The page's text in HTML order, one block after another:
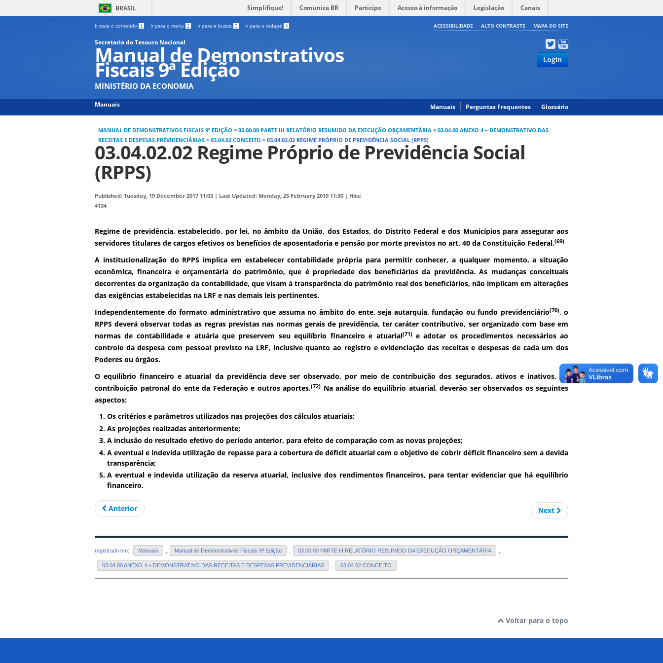
BRASIL Simplifique! Comunica BR Participe Acesso à informação Legislação Canais
Ir para o conteúdo 1 Ir para o menu 2 Ir para a busca 3 Ir para o rodapé 4 ACESSIBILIDADE ALTO CONTRASTE MAPA DO SITE
Secretaria do Tesouro Nacional
Manual de Demonstrativos
Fiscais 9ª Edição
MINISTÉRIO DA ECONOMIA
Login
Manuais Perguntas Frequentes Glossário
Manuais
MANUAL DE DEMONSTRATIVOS FISCAIS 9ª EDIÇÃO > 03.00.00 PARTE III RELATÓRIO RESUMIDO DA EXECUÇÃO ORÇAMENTÁRIA > 03.04.00 ANEXO 4 – DEMONSTRATIVO DAS
RECEITAS E DESPESAS PREVIDENCIÁRIAS > 03.04.02 CONCEITO > 03.04.02.02 REGIME PRÓPRIO DE PREVIDÊNCIA SOCIAL (RPPS)
03.04.02.02 Regime Próprio de Previdência Social
(RPPS)
Published: Tuesday, 19 December 2017 11:03 | Last Updated: Monday, 25 February 2019 11:30 | Hits:
4134
Regime de previdência, estabelecido, por lei, no âmbito da União, dos Estados, do Distrito Federal e dos Municípios para assegurar aos
servidores titulares de cargos efetivos os benefícios de aposentadoria e pensão por morte previstos no art. 40 da Constituição Federal.(69)
A institucionalização do RPPS implica em estabelecer contabilidade própria para permitir conhecer, a qualquer momento, a situação
econômica, financeira e orçamentária do patrimônio, que é propriedade dos beneficiários da previdência. As mudanças conceituais
decorrentes da organização da contabilidade, que visam à transparência do patrimônio real dos beneficiários, não implicam em alterações
das exigências estabelecidas na LRF e nas demais leis pertinentes.
Independentemente do formato administrativo que assuma no âmbito do ente, seja autarquia, fundação ou fundo previdenciário(70), o
RPPS deverá observar todas as regras previstas nas normas gerais de previdência, ter caráter contributivo, ser organizado com base em
normas de contabilidade e atuária que preservem seu equilíbrio financeiro e atuarial(71)e adotar os procedimentos necessários ao
controle da despesa com pessoal previsto na LRF, inclusive quanto ao registro e evidenciação das receitas e despesas de cada um dos
Poderes ou órgãos.
Oequilíbrio financeiro e atuarial da previdência deve ser observado, por meio de contribuição dos segurados, ativos e inativos, da
contribuição patronal do ente da Federação e outros aportes.(72) Na análise do equilíbrio atuarial, deverão ser observados os seguintes
aspectos:
Os critérios e parâmetros utilizados nas projeções dos cálculos atuariais;
As projeções realizadas anteriormente;
A inclusão do resultado efetivo do período anterior, para efeito de comparação com as novas projeções;
A eventual e indevida utilização de repasse para a cobertura de déficit atuarial com o objetivo de cobrir déficit financeiro sem a devida
transparência;
A eventual e indevida utilização da reserva atuarial, inclusive dos rendimentos financeiros, para tentar evidenciar que há equilíbrio
financeiro.
Anterior Next
registrado em: Manuais Manual de Demonstrativos Fiscais 9ª Edição 03.00.00 PARTE III RELATÓRIO RESUMIDO DA EXECUÇÃO ORÇAMENTÁRIA
03.04.00 ANEXO 4 – DEMONSTRATIVO DAS RECEITAS E DESPESAS PREVIDENCIÁRIAS 03.04.02 CONCEITO
Voltar para o topo